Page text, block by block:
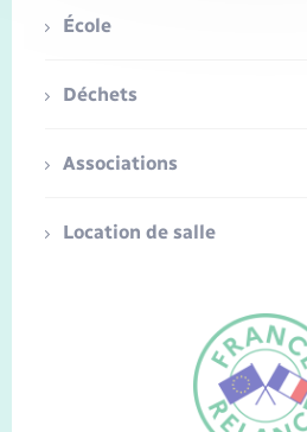
École
Déchets
Associations
Location de salle